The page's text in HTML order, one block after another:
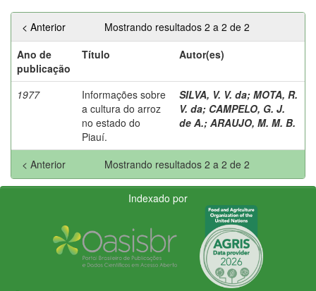
Mostrando resultados 2 a 2 de 2
< Anterior
Ano de
publicação
Título Autor(es)
1977
Informações sobre
a cultura do arroz
no estado do
Piauí.
SILVA, V. V. da; MOTA, R.
V. da; CAMPELO, G. J.
de A.; ARAUJO, M. M. B.
Mostrando resultados 2 a 2 de 2
< Anterior
Indexado por